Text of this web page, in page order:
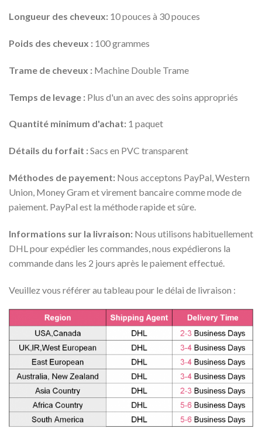
Longueur des cheveux: 10 pouces à 30 pouces
Poids des cheveux : 100 grammes
Trame de cheveux : Machine Double Trame
Temps de levage : Plus d'un an avec des soins appropriés
Quantité minimum d'achat: 1 paquet
Détails du forfait :Sacs en PVC transparent
Méthodes de payement: Nous acceptons PayPal, Western
Union, Money Gram et virement bancaire comme mode de
paiement. PayPal est la méthode rapide et sûre.
Informations sur la livraison: Nous utilisons habituellement
DHL pour expédier les commandes, nous expédierons la
commande dans les 2 jours après le paiement effectué.
Veuillez vous référer au tableau pour le délai de livraison :